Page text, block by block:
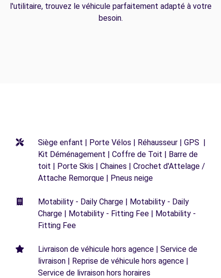
l'utilitaire, trouvez le véhicule parfaitement adapté à votre
besoin.
Siège enfant | Porte Vélos | Réhausseur | GPS |
Kit Déménagement | Coffre de Toit | Barre de
toit | Porte Skis | Chaines | Crochet d'Attelage /
Attache Remorque | Pneus neige
Motability - Daily Charge | Motability - Daily
Charge | Motability - Fitting Fee | Motability -
Fitting Fee
Livraison de véhicule hors agence | Service de
livraison | Reprise de véhicule hors agence |
Service de livraison hors horaires